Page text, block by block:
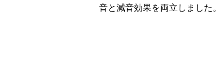
音と減音効果を両立しました。